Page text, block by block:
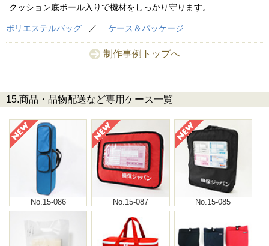
クッション底ボール入りで機材をしっかり守ります。
ポリエステルバッグ ケース＆パッケージ
制作事例トップへ
15.商品・品物配送など専用ケース一覧
No.15-086 No.15-087 No.15-085